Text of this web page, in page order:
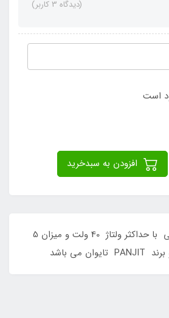
(دیدگاه 3 کاربر)
SK54 یک دیود شاتکی با حداکثر ولتاژ 40 ولت و میزان 5